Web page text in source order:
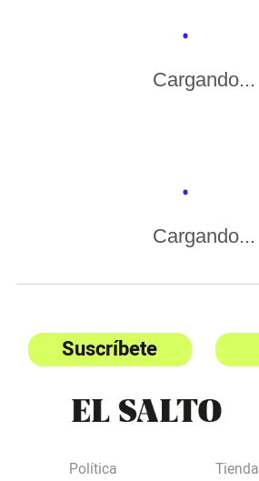
Cargando...
Cargando...
Suscríbete
Política
Tienda